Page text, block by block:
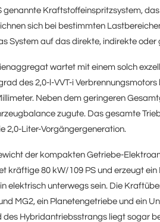
genannte Kraftstoffeinspritzsystem,
sich bei bestimmten
System auf das direkte, indirekte
wartet mit einem solch
des 2,0-l-VVT-i
Neben dem geringeren
zugute. Das gesamte
2,0-Liter-Vorgängergeneration.
der kompakten Getriebe-
kräftige 80 kW/109 PS und erzeugt
elektrisch unterwegs sein. Die
MG2, ein Planetengetriebe und ein
Hybridantriebsstrangs liegt sogar